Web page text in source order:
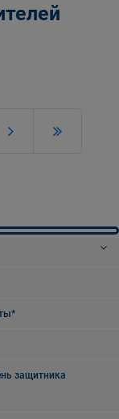
защитника